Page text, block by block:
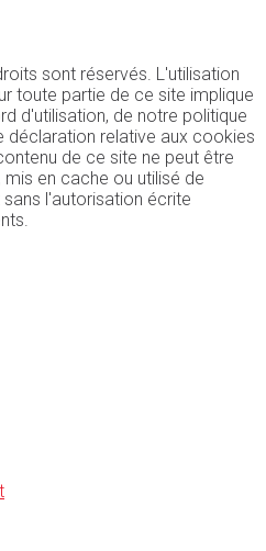
sont réservés. L'utilisation
toute partie de ce site implique
d'utilisation, de notre politique
déclaration relative aux cookies
de ce site ne peut être
en cache ou utilisé de
l'autorisation écrite